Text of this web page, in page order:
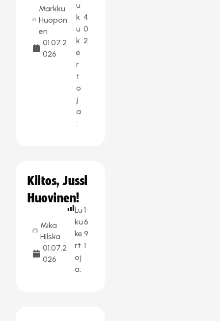
Markku
Huopon
en
01.07.2
026
u
k
u
k
e
r
t
o
j
a
:
4
0
2
Kiitos, Jussi
Huovinen!
Mika
Hilska
01.07.2
026
Lu
ku
ke
rt
oj
a:
1
6
9
1